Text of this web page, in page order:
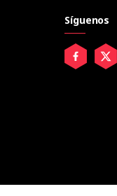
Síguenos